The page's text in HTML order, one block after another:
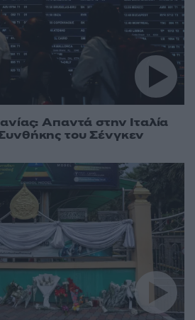
Απαντά στην Ιταλία
του Σένγκεν